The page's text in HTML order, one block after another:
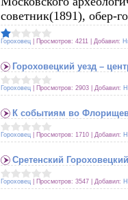
советник(1891), обер-
Гороховец Просмотров: 4211 Добавил:
Гороховецкий уезд –
Гороховец Просмотров: 2903 Добавил:
К событиям во
Гороховец Просмотров: 1710 Добавил:
Сретенский
Гороховец Просмотров: 3547 Добавил: